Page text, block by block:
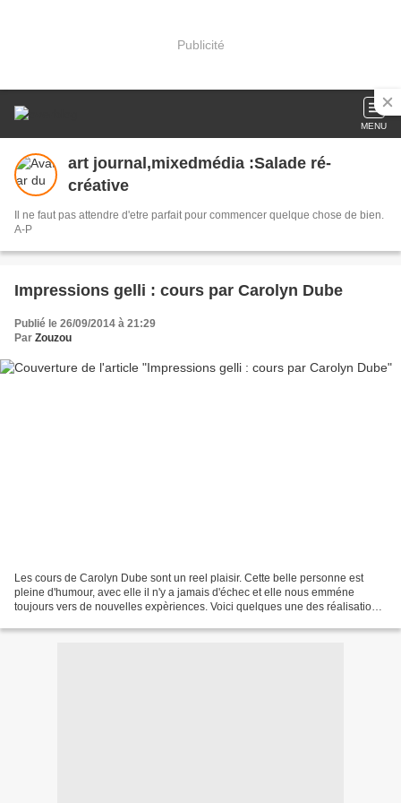
Publicité
MENU
art journal,mixedmédia :Salade ré-
créative
Il ne faut pas attendre d'etre parfait pour commencer quelque chose de bien.
A-P
Impressions gelli : cours par Carolyn Dube
Publié le 26/09/2014 à 21:29
Par Zouzou
Les cours de Carolyn Dube sont un reel plaisir. Cette belle personne est
pleine d'humour, avec elle il n'y a jamais d'échec et elle nous emméne
toujours vers de nouvelles expèriences. Voici quelques une des réalisations